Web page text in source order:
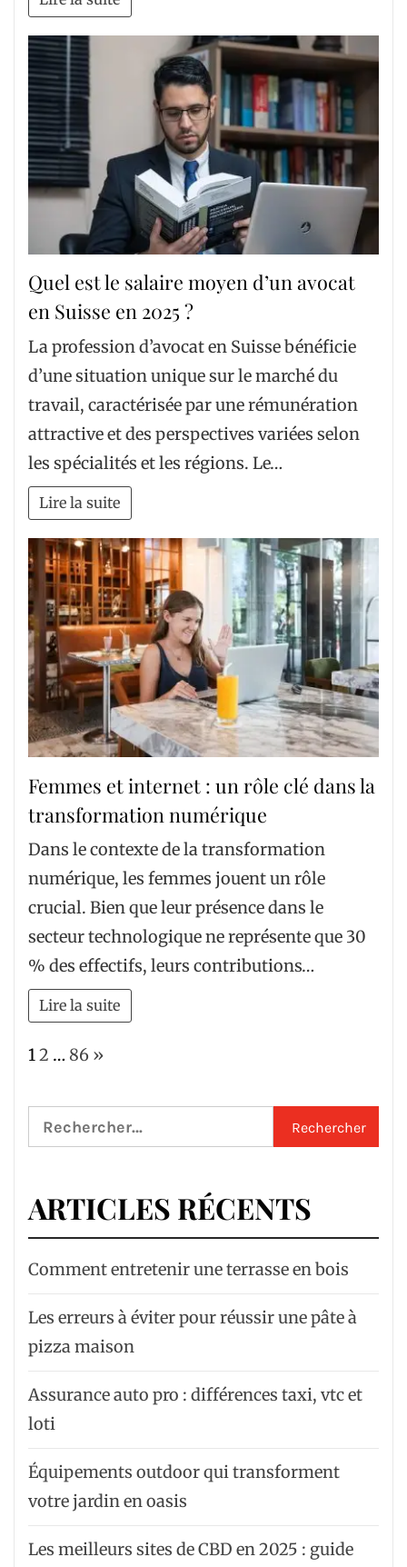
Quel est le salaire moyen d’un avocat
en Suisse en 2025 ?
La profession d’avocat en Suisse bénéficie
d’une situation unique sur le marché du
travail, caractérisée par une rémunération
attractive et des perspectives variées selon
les spécialités et les régions. Le…
Lire la suite
Femmes et internet : un rôle clé dans la
transformation numérique
Dans le contexte de la transformation
numérique, les femmes jouent un rôle
crucial. Bien que leur présence dans le
secteur technologique ne représente que 30
% des effectifs, leurs contributions…
Lire la suite
Page:
12 … 86 Next
»
Rechercher :
ARTICLES RÉCENTS
Comment entretenir une terrasse en bois
Les erreurs à éviter pour réussir une pâte à
pizza maison
Assurance auto pro : différences taxi, vtc et
loti
Équipements outdoor qui transforment
votre jardin en oasis
Les meilleurs sites de CBD en 2025 : guide